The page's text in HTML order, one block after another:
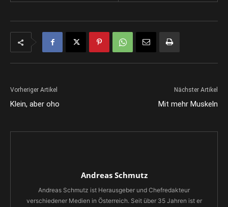
Vorheriger Artikel
Klein, aber oho
Nächster Artikel
Mit mehr Muskeln
Andreas Schmutz
Andreas Schmutz ist Herausgeber und Chefredakteur
verschiedener Medien in Österreich. Seit über 35 Jahren ist er